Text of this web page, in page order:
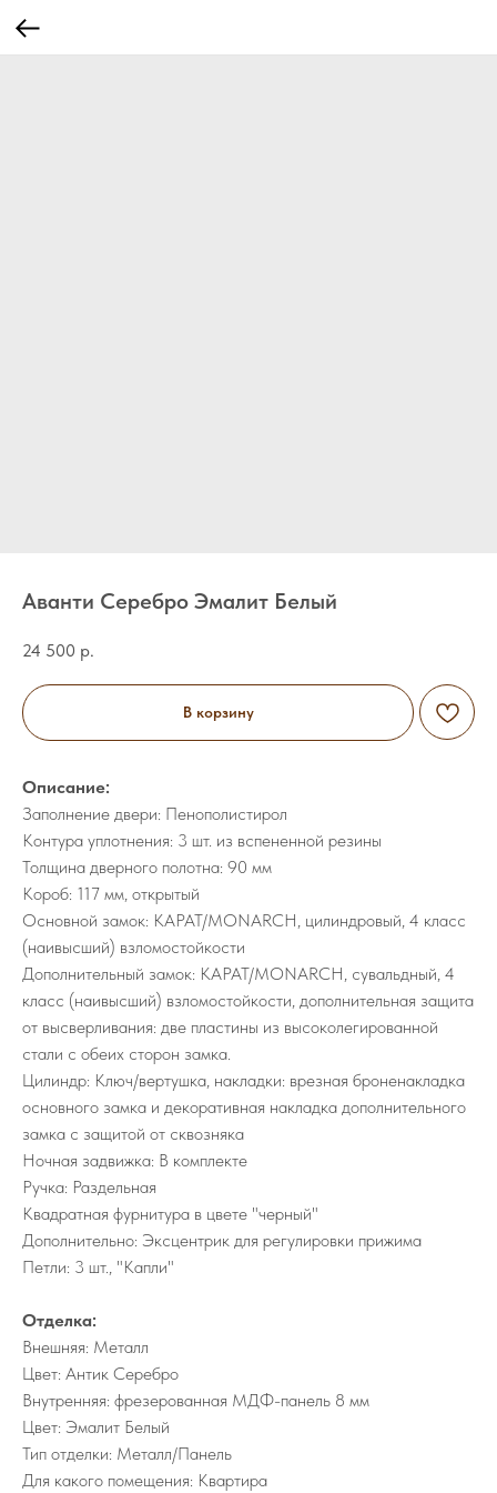
Аванти Серебро Эмалит Белый
24 500 р.
В корзину
Описание:
Заполнение двери: Пенополистирол
Контура уплотнения: 3 шт. из вспененной резины
Толщина дверного полотна: 90 мм
Короб: 117 мм, открытый
Основной замок: КАРАТ/MONARCH, цилиндровый, 4 класс
(наивысший) взломостойкости
Дополнительный замок: КАРАТ/MONARCH, сувальдный, 4
класс (наивысший) взломостойкости, дополнительная защита
от высверливания: две пластины из высоколегированной
стали с обеих сторон замка.
Цилиндр: Ключ/вертушка, накладки: врезная броненакладка
основного замка и декоративная накладка дополнительного
замка с защитой от сквозняка
Ночная задвижка: В комплекте
Ручка: Раздельная
Квадратная фурнитура в цвете "черный"
Дополнительно: Эксцентрик для регулировки прижима
Петли: 3 шт., "Капли"
Отделка:
Внешняя: Металл
Цвет: Антик Серебро
Внутренняя: фрезерованная МДФ-панель 8 мм
Цвет: Эмалит Белый
Тип отделки: Металл/Панель
Для какого помещения: Квартира